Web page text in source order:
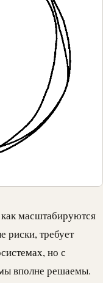
как масштабируются
риски, требует
но с
вполне решаемы.